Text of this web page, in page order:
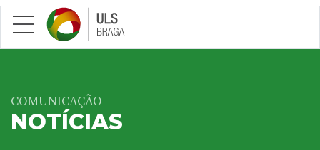
Saltar para conteúdo principal
COMUNICAÇÃO
NOTÍCIAS